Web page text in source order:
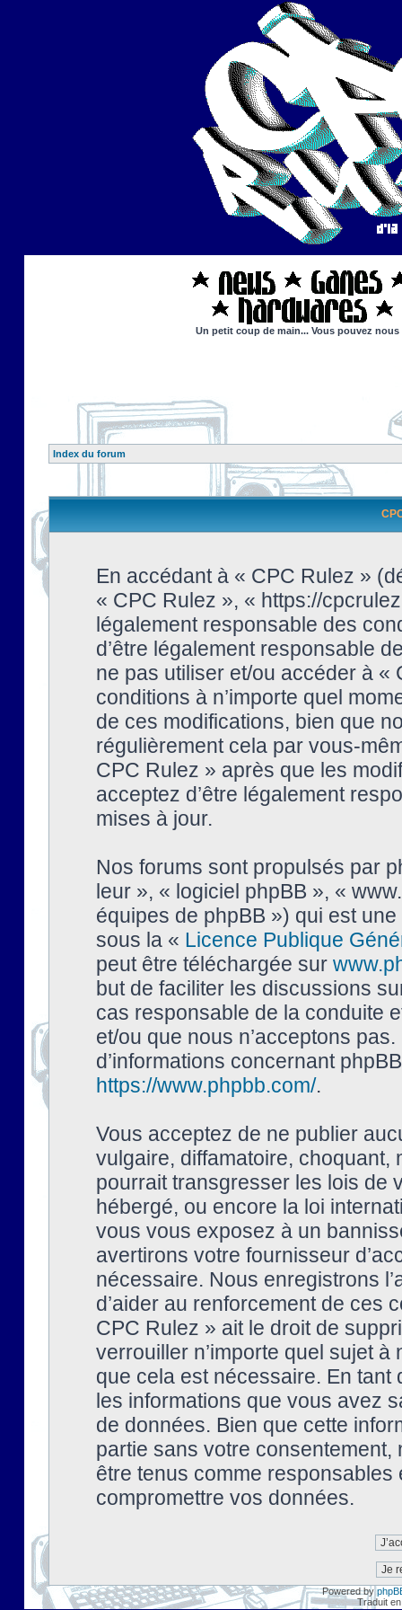
Un petit coup de main... Vous pouvez
Index du forum
En accédant à « CPC Rulez »
« CPC Rulez », « https://
légalement responsable des
d’être légalement responsable
ne pas utiliser et/ou accéder à
conditions à n’importe quel
de ces modifications, bien que
régulièrement cela par vous-
CPC Rulez » après que les
acceptez d’être légalement
mises à jour.
Nos forums sont propulsés par
leur », « logiciel phpBB », «
équipes de phpBB ») qui est
sous la « Licence Publique
peut être téléchargée sur
but de faciliter les discussions
cas responsable de la conduite
et/ou que nous n’acceptons
d’informations concernant
https://www.phpbb.com/.
Vous acceptez de ne publier
vulgaire, diffamatoire, choquant,
pourrait transgresser les lois de
hébergé, ou encore la loi
vous vous exposez à un
avertirons votre fournisseur
nécessaire. Nous enregistrons
d’aider au renforcement de ces
CPC Rulez » ait le droit de
verrouiller n’importe quel sujet à
que cela est nécessaire. En tant
les informations que vous avez
de données. Bien que cette
partie sans votre
être tenus comme
compromettre vos données.
Powered by
Traduit